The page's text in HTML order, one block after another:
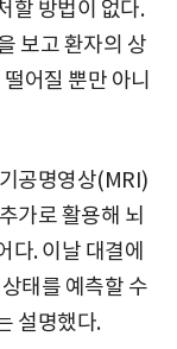
할 방법이 없다.
보고 환자의 상
어질 뿐만 아니
공명영상(MRI)
가로 활용해 뇌
다. 이날 대결에
태를 예측할 수
설명했다.